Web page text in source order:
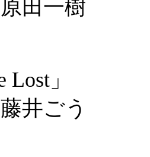
田一樹
Lost」
井ごう